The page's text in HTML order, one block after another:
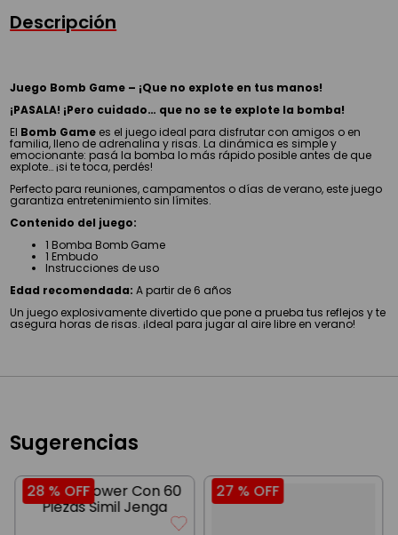
Descripción
Juego Bomb Game – ¡Que no explote en tus manos!
¡PASALA! ¡Pero cuidado… que no se te explote la bomba!
El Bomb Game es el juego ideal para disfrutar con amigos o en
familia, lleno de adrenalina y risas. La dinámica es simple y
emocionante: pasá la bomba lo más rápido posible antes de que
explote… ¡si te toca, perdés!
Perfecto para reuniones, campamentos o días de verano, este juego
garantiza entretenimiento sin límites.
Contenido del juego:
1 Bomba Bomb Game
1 Embudo
Instrucciones de uso
Edad recomendada: A partir de 6 años
Un juego explosivamente divertido que pone a prueba tus reflejos y te
asegura horas de risas. ¡Ideal para jugar al aire libre en verano!
Sugerencias
28 % OFF 27 % OFF